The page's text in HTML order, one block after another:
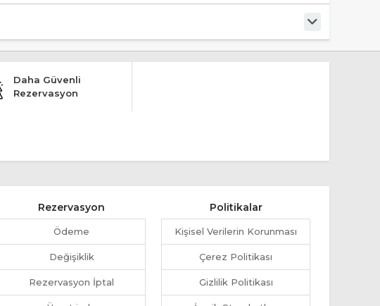
Daha Güvenli
Rezervasyon
Rezervasyon
Ödeme
Değişiklik
Rezervasyon İptal
Politikalar
Kişisel Verilerin Korunması
Çerez Politikası
Gizlilik Politikası